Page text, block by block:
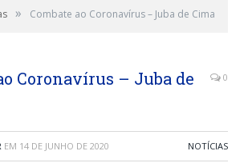
» Combate ao Coronavírus – Juba de Cima
Coronavírus – Juba de
0
EM 14 DE JUNHO DE 2020 NOTÍCIAS